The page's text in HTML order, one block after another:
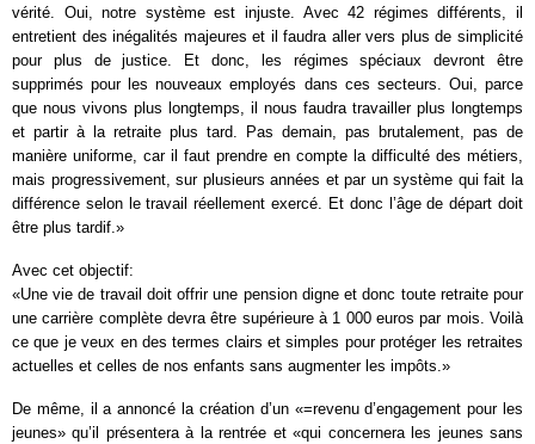
vérité. Oui, notre système est injuste. Avec 42 régimes différents, il
entretient des inégalités majeures et il faudra aller vers plus de simplicité
pour plus de justice. Et donc, les régimes spéciaux devront être
supprimés pour les nouveaux employés dans ces secteurs. Oui, parce
que nous vivons plus longtemps, il nous faudra travailler plus longtemps
et partir à la retraite plus tard. Pas demain, pas brutalement, pas de
manière uniforme, car il faut prendre en compte la difficulté des métiers,
mais progressivement, sur plusieurs années et par un système qui fait la
différence selon le travail réellement exercé. Et donc l’âge de départ doit
être plus tardif.»
Avec cet objectif:
«Une vie de travail doit offrir une pension digne et donc toute retraite pour
une carrière complète devra être supérieure à 1 000 euros par mois. Voilà
ce que je veux en des termes clairs et simples pour protéger les retraites
actuelles et celles de nos enfants sans augmenter les impôts.»
De même, il a annoncé la création d’un «=revenu d’engagement pour les
jeunes» qu’il présentera à la rentrée et «qui concernera les jeunes sans